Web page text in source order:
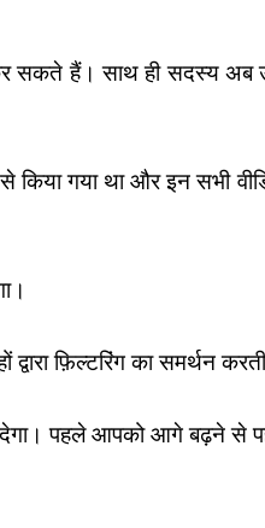
सकते हैं। साथ ही सदस्य
गया था और इन सभी
फ़िल्टरिंग का समर्थन
पहले आपको आगे बढ़ने से